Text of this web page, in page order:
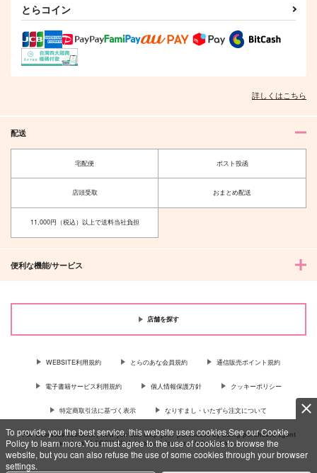
To provide you the best service, this website uses cookies.See our Cookie
Policy to learn more.You must agree to the use of cookies to browse the
website, but you can also refuse the use of some cookies through your browser
settings.
とらコイン
詳しくはこちら
配送
宅配便 ポスト投函
店頭受取 おまとめ配送
11,000円（税込）以上で送料当社負担
便利な機能/サービス
店舗を探す
WEBSITE利用規約 とらのあな会員規約 通信販売ポイント規約
電子書籍サービス利用規約 個人情報保護方針 クッキーポリシー
特定商取引法に基づく表示 なりすまし・いたずら注文について
For Overseas customer, now you can ship your purchases by using purchases agent
services “AOCS”! Click {more…} for more information …more